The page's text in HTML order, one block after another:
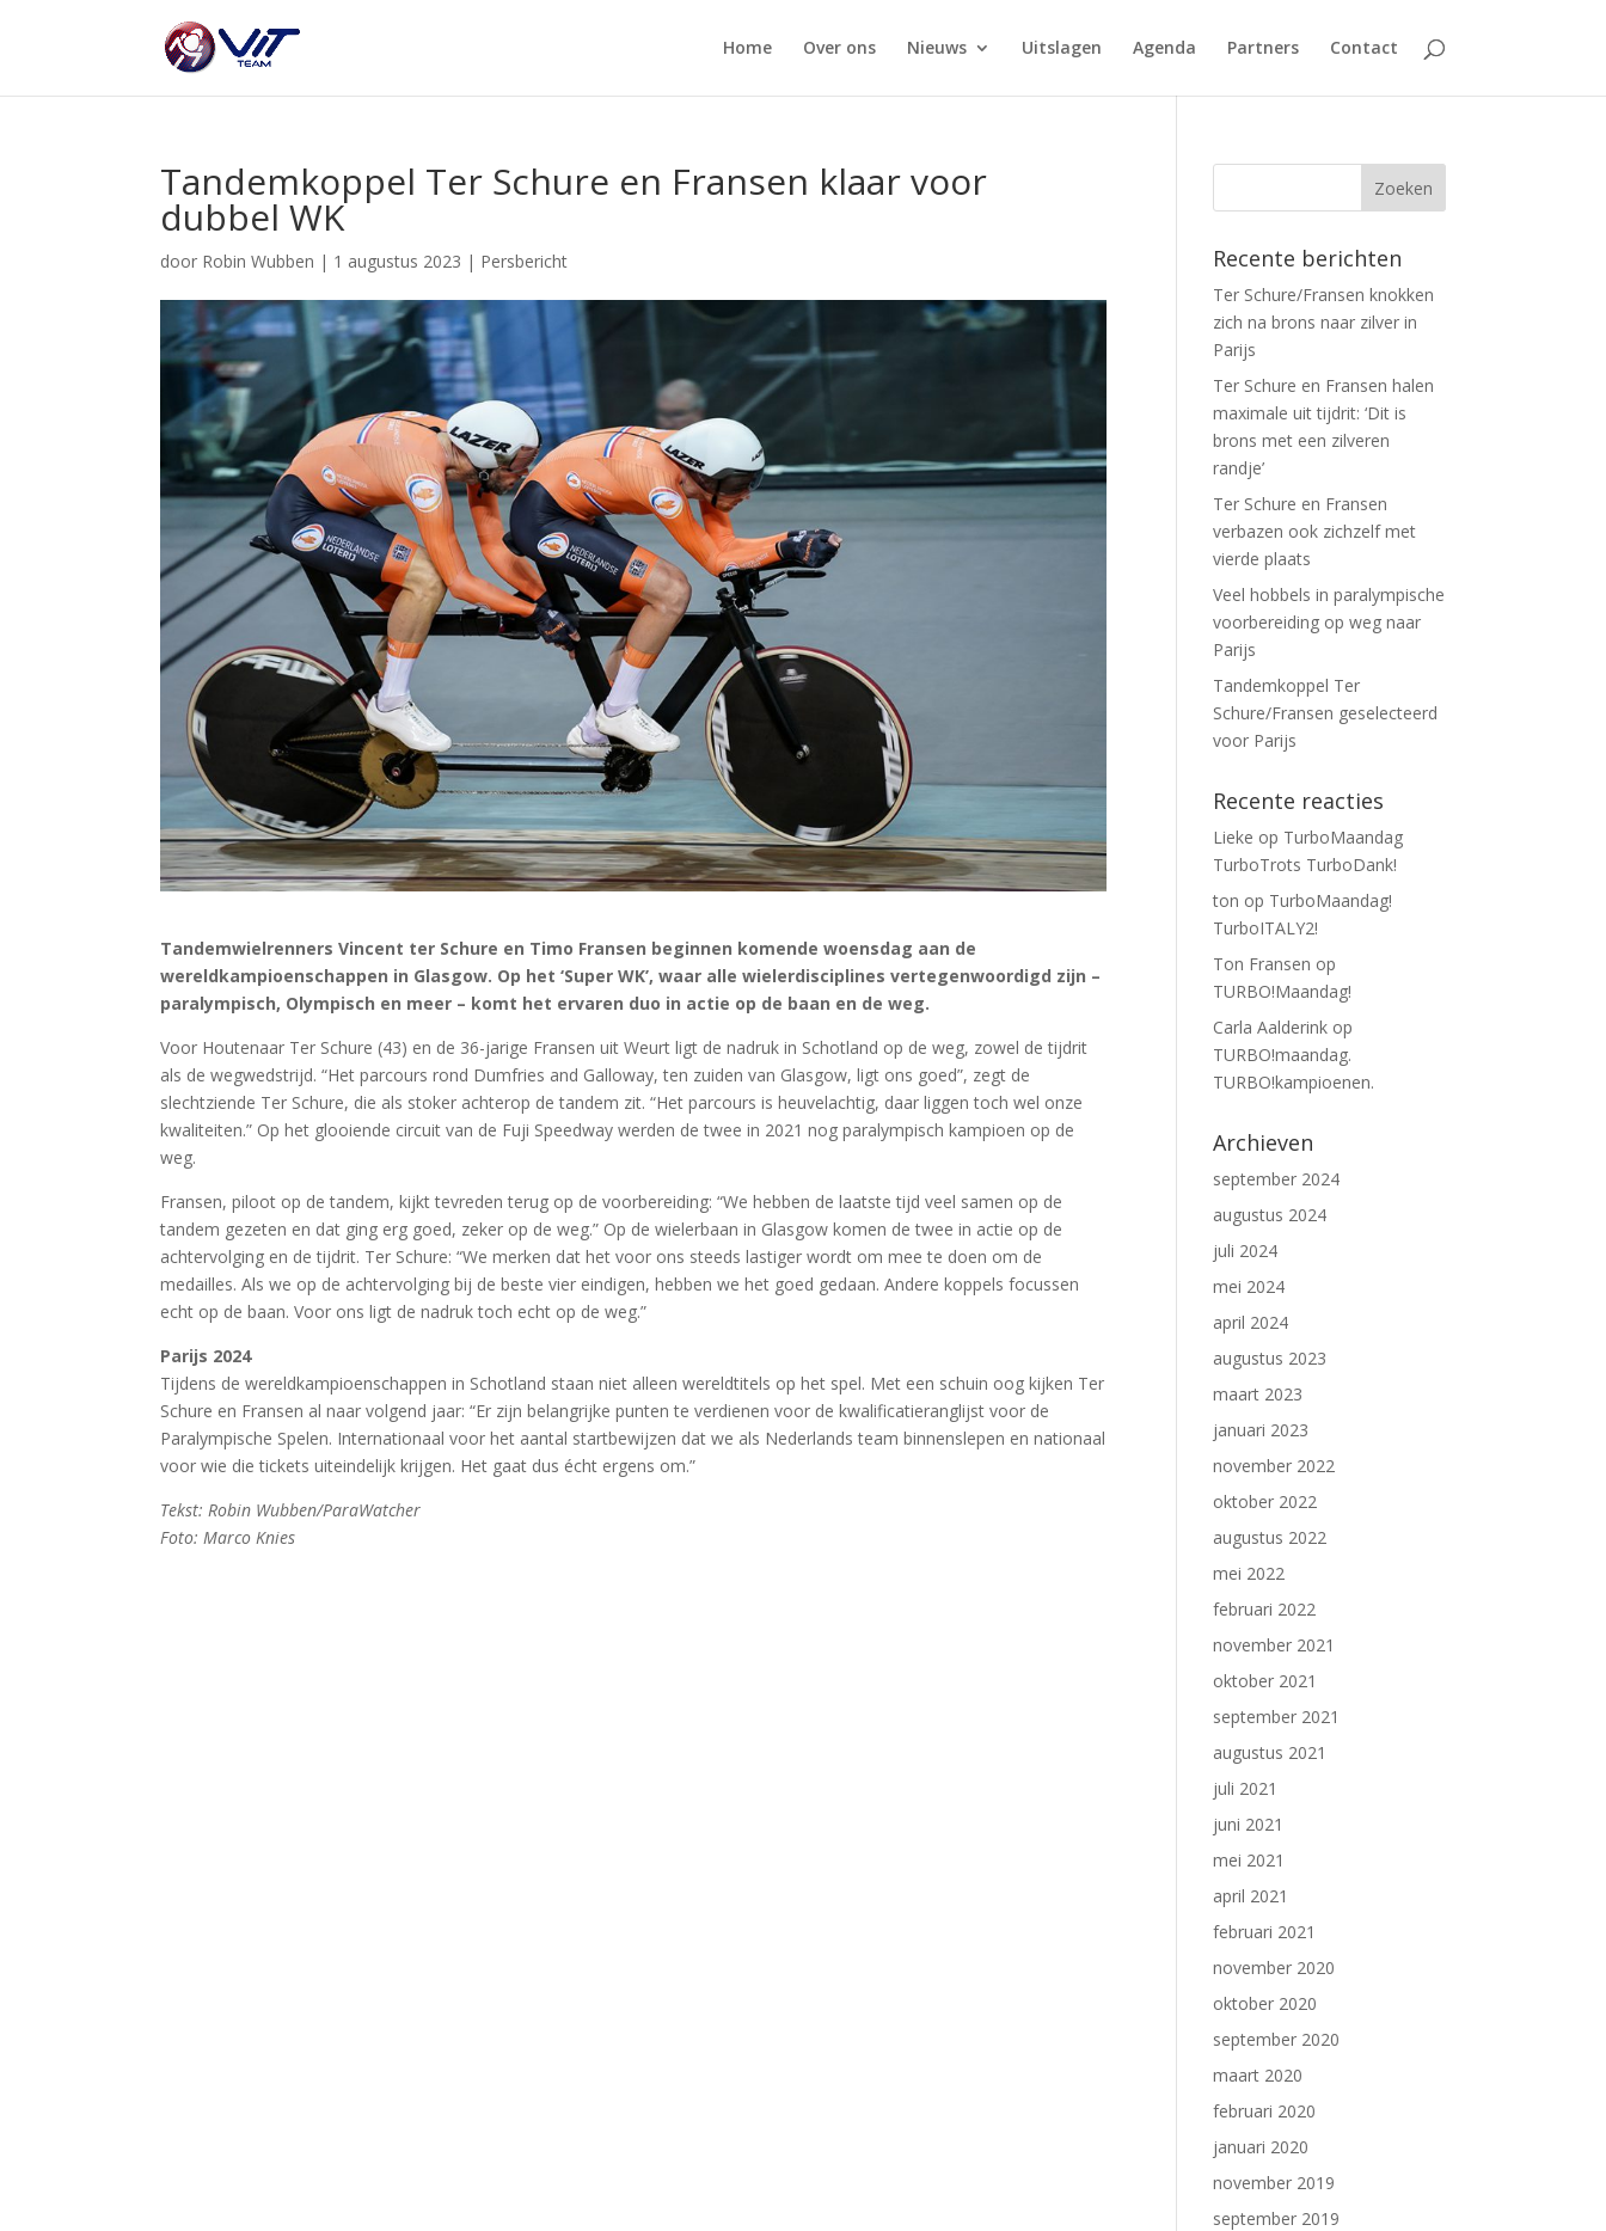
Home Over ons Nieuws Uitslagen Agenda Partners Contact
Tandemkoppel Ter Schure en Fransen klaar voor
dubbel WK
door Robin Wubben | 1 augustus 2023 | Persbericht
Tandemwielrenners Vincent ter Schure en Timo Fransen beginnen komende woensdag aan de
wereldkampioenschappen in Glasgow. Op het ‘Super WK’, waar alle wielerdisciplines vertegenwoordigd zijn –
paralympisch, Olympisch en meer – komt het ervaren duo in actie op de baan en de weg.
Voor Houtenaar Ter Schure (43) en de 36-jarige Fransen uit Weurt ligt de nadruk in Schotland op de weg, zowel de tijdrit
als de wegwedstrijd. “Het parcours rond Dumfries and Galloway, ten zuiden van Glasgow, ligt ons goed”, zegt de
slechtziende Ter Schure, die als stoker achterop de tandem zit. “Het parcours is heuvelachtig, daar liggen toch wel onze
kwaliteiten.” Op het glooiende circuit van de Fuji Speedway werden de twee in 2021 nog paralympisch kampioen op de
weg.
Fransen, piloot op de tandem, kijkt tevreden terug op de voorbereiding: “We hebben de laatste tijd veel samen op de
tandem gezeten en dat ging erg goed, zeker op de weg.” Op de wielerbaan in Glasgow komen de twee in actie op de
achtervolging en de tijdrit. Ter Schure: “We merken dat het voor ons steeds lastiger wordt om mee te doen om de
medailles. Als we op de achtervolging bij de beste vier eindigen, hebben we het goed gedaan. Andere koppels focussen
echt op de baan. Voor ons ligt de nadruk toch echt op de weg.”
Parijs 2024
Tijdens de wereldkampioenschappen in Schotland staan niet alleen wereldtitels op het spel. Met een schuin oog kijken Ter
Schure en Fransen al naar volgend jaar: “Er zijn belangrijke punten te verdienen voor de kwalificatieranglijst voor de
Paralympische Spelen. Internationaal voor het aantal startbewijzen dat we als Nederlands team binnenslepen en nationaal
voor wie die tickets uiteindelijk krijgen. Het gaat dus écht ergens om.”
Tekst: Robin Wubben/ParaWatcher
Foto: Marco Knies
Recente berichten
Ter Schure/Fransen knokken
zich na brons naar zilver in
Parijs
Ter Schure en Fransen halen
maximale uit tijdrit: ‘Dit is
brons met een zilveren
randje’
Ter Schure en Fransen
verbazen ook zichzelf met
vierde plaats
Veel hobbels in paralympische
voorbereiding op weg naar
Parijs
Tandemkoppel Ter
Schure/Fransen geselecteerd
voor Parijs
Recente reacties
Lieke op TurboMaandag
TurboTrots TurboDank!
ton op TurboMaandag!
TurboITALY2!
Ton Fransen op
TURBO!Maandag!
Carla Aalderink op
TURBO!maandag.
TURBO!kampioenen.
Archieven
september 2024
augustus 2024
juli 2024
mei 2024
april 2024
augustus 2023
maart 2023
januari 2023
november 2022
oktober 2022
augustus 2022
mei 2022
februari 2022
november 2021
oktober 2021
september 2021
augustus 2021
juli 2021
juni 2021
mei 2021
april 2021
februari 2021
november 2020
oktober 2020
september 2020
maart 2020
februari 2020
januari 2020
november 2019
september 2019